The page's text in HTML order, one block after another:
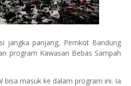
jangka panjang, Pemkot Bandung
program Kawasan Bebas Sampah
bisa masuk ke dalam program ini. Ia